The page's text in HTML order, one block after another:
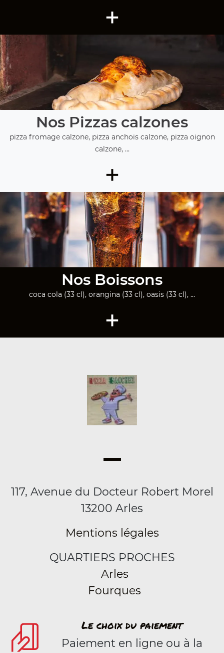
+
Nos Pizzas calzones
pizza fromage calzone, pizza anchois calzone, pizza oignon
calzone, ...
+
Nos Boissons
coca cola (33 cl), orangina (33 cl), oasis (33 cl), ...
+
117, Avenue du Docteur Robert Morel
13200 Arles
Mentions légales
QUARTIERS PROCHES
Arles
Fourques
Le choix du paiement
Paiement en ligne ou à la